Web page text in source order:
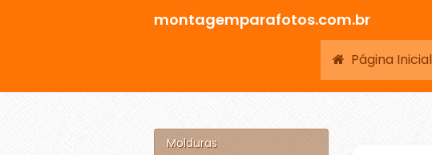
montagemparafotos.com.br
Página Inicial
Molduras